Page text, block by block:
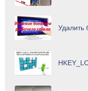
Удалить